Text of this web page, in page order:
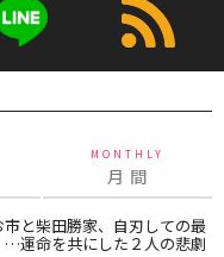
MONTHLY
月 間
市と柴田勝家、自刃しての最
…運命を共にした２人の悲劇